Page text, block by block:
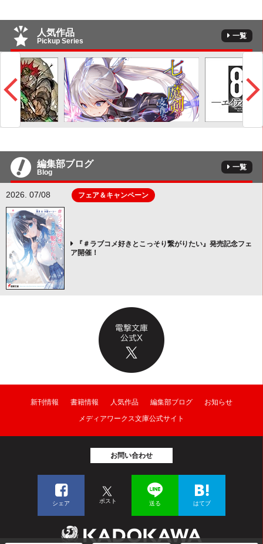
人気作品
Pickup Series
一覧
編集部ブログ
Blog
一覧
2026. 07/08 フェア＆キャンペーン
『＃ラブコメ好きとこっそり繋がりたい』発売記念フェ
ア開催！
新刊情報 書籍情報 人気作品 編集部ブログ
お知らせ
メディアワークス文庫公式サイト
お問い合わせ
シェア ポスト 送る はてブ